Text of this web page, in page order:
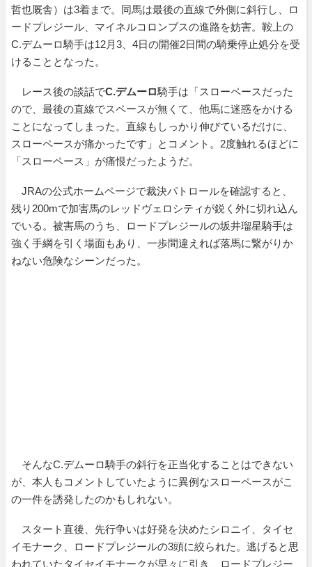
哲也厩舎）は3着まで。同馬は最後の直線で外側に斜行し、ロ
ードプレジール、マイネルコロンブスの進路を妨害。鞍上の
C.デムーロ騎手は12月3、4日の開催2日間の騎乗停止処分を受
けることとなった。
レース後の談話でC.デムーロ騎手は「スローペースだった
ので、最後の直線でスペースが無くて、他馬に迷惑をかける
ことになってしまった。直線もしっかり伸びているだけに、
スローペースが痛かったです」とコメント。2度触れるほどに
「スローペース」が痛恨だったようだ。
JRAの公式ホームページで裁決パトロールを確認すると、
残り200mで加害馬のレッドヴェロシティが鋭く外に切れ込ん
でいる。被害馬のうち、ロードプレジールの坂井瑠星騎手は
強く手綱を引く場面もあり、一歩間違えれば落馬に繋がりか
ねない危険なシーンだった。
そんなC.デムーロ騎手の斜行を正当化することはできない
が、本人もコメントしていたように異例なスローペースがこ
の一件を誘発したのかもしれない。
スタート直後、先行争いは好発を決めたシロニイ、タイセ
イモナーク、ロードプレジールの3頭に絞られた。逃げると思
われていたタイセイモナークが早々に引き、ロードプレジー